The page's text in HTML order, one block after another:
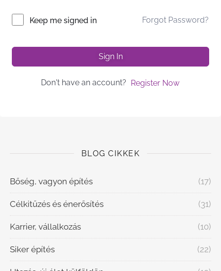
Keep me signed in Forgot Password?
Sign In
Don't have an account? Register Now
BLOG CIKKEK
Bőség, vagyon építés (17)
Célkitűzés és énerősítés (31)
Karrier, vállalkozás (10)
Siker építés (22)